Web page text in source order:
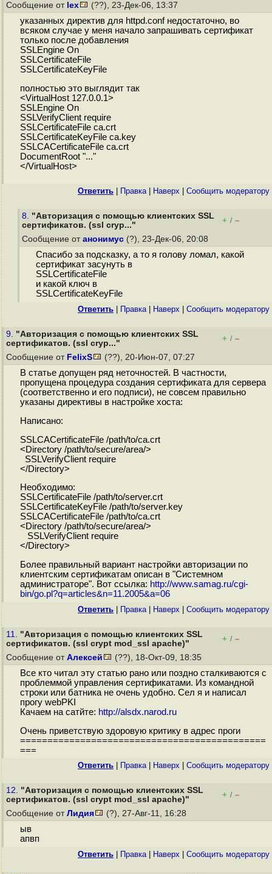
Сообщение от lex (??), 23-Дек-06, 13:37
указанных директив для httpd.conf недостаточно, во
всяком случае у меня начало запрашивать сертификат
только после добавления
SSLEngine On
SSLCertificateFile
SSLCertificateKeyFile
полностью это выглядит так
<VirtualHost 127.0.0.1>
SSLEngine On
SSLVerifyClient require
SSLCertificateFile ca.crt
SSLCertificateKeyFile ca.key
SSLCACertificateFile ca.crt
DocumentRoot "..."
</VirtualHost>
Ответить Правка| Наверх Cообщить модератору
8. "Авторизация с помощью клиентских SSL
сертификатов. (ssl cryp..."
+ / –
Сообщение от анонимус (?), 23-Дек-06, 20:08
Спасибо за подсказку, а то я голову ломал, какой
сертификат засунуть в
SSLCertificateFile
и какой ключ в
SSLCertificateKeyFile
Ответить Правка| Наверх Cообщить модератору
9. "Авторизация с помощью клиентских SSL
сертификатов. (ssl cryp..."
+ / –
Сообщение от FelixS (??), 20-Июн-07, 07:27
В статье допущен ряд неточностей. В частности,
пропущена процедура создания сертификата для сервера
(соответственно и его подписи), не совсем правильно
указаны директивы в настройке хоста:
Написано:
SSLCACertificateFile /path/to/ca.crt
<Directory /path/to/secure/area/>
SSLVerifyClient require
</Directory>
Необходимо:
SSLCertificateFile /path/to/server.crt
SSLCertificateKeyFile /path/to/server.key
SSLCACertificateFile /path/to/ca.crt
<Directory /path/to/secure/area/>
SSLVerifyClient require
</Directory>
Более правильный вариант настройки авторизации по
клиентским сертификатам описан в "Системном
администраторе". Вот ссылка: http://www.samag.ru/cgi-
bin/go.pl?q=articles&n=11.2005&a=06
Ответить Правка| Наверх Cообщить модератору
11. "Авторизация с помощью клиентских SSL
сертификатов. (ssl crypt mod_ssl apache)"
+ / –
Сообщение от Алексей (??), 18-Окт-09, 18:35
Все кто читал эту статью рано или поздно сталкиваются с
проблеммой управления сертификатами. Из командной
строки или батника не очень удобно. Сел я и написал
прогу webPKI
Качаем на сатйте: http://alsdx.narod.ru
Очень приветствую здоровую критику в адрес проги
=============================================
===
Ответить Правка| Наверх Cообщить модератору
12. "Авторизация с помощью клиентских SSL
сертификатов. (ssl crypt mod_ssl apache)"
+ / –
Сообщение от Лидия (?), 27-Авг-11, 16:28
ыв
апвп
Ответить Правка| Наверх Cообщить модератору